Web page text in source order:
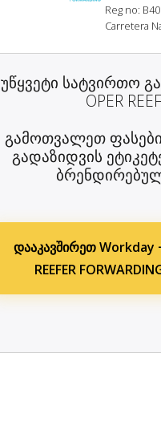
Reg no:
Carretera
უწყვეტი სატვირთო
OPER
გამოთვალეთ ფასები,
გადაზიდვის
დააკავშირეთ Workday
REEFER